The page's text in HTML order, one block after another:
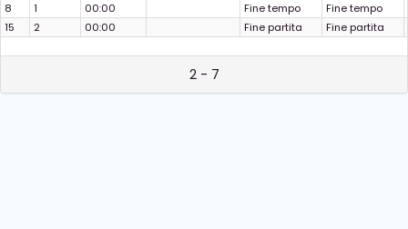
8
1 00:00 Fine tempo
Fine tempo
15
2 00:00 Fine partita Fine partita
2 - 7